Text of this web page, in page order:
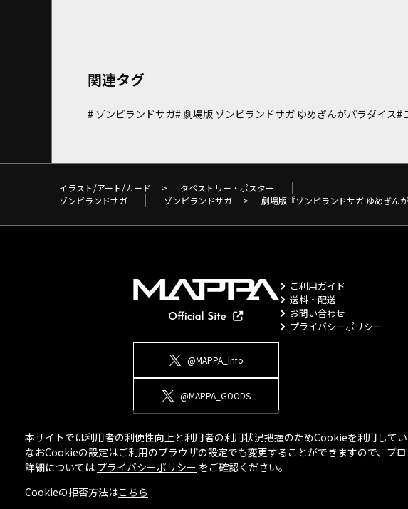
関連タグ
ゾンビランドサガ 劇場版 ゾンビランドサガ ゆめぎんがパラダイス
イラスト/アート/カード >
タペストリー・ポスター
ゾンビランドサガ
ゾンビランドサガ > 劇場版『ゾンビランドサガ ゆめぎん
@MAPPA_Info
@MAPPA_GOODS
ご利用ガイド
送料・配送
お問い合わせ
プライバシーポリシー
本サイトでは利用者の利便性向上と利用者の利用状況把握のためCookieを利用してい
なおCookieの設定はご利用のブラウザの設定でも変更することができますので、ブ
詳細については プライバシーポリシー をご確認ください。
Cookieの拒否方法はこちら